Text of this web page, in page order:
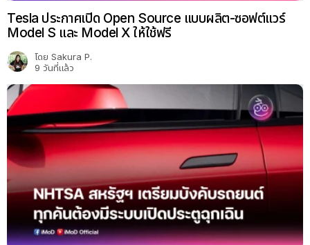
Tesla ประกาศเปิด Open Source แบบผลิต-ซอฟต์แวร์
Model S และ Model X ให้ใช้ฟรี
โดย Sakura P.
9 วันที่แล้ว